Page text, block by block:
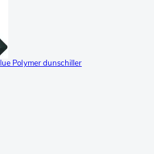
Polymer dunschiller